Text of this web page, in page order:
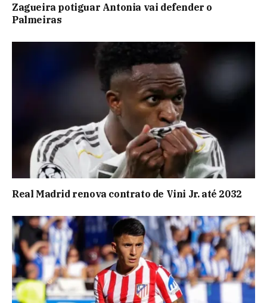
Zagueira potiguar Antonia vai defender o
Palmeiras
Real Madrid renova contrato de Vini Jr. até 2032